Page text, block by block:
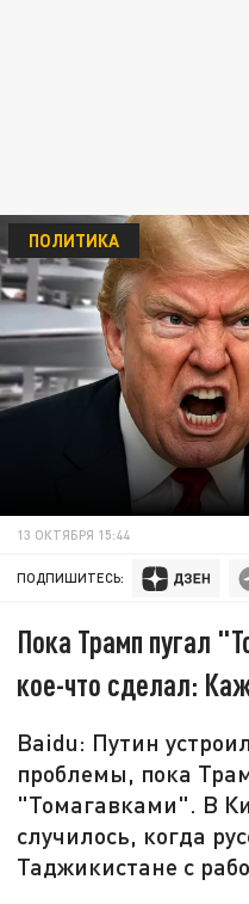
ПОЛИТИКА
13 ОКТЯБРЯ 15:44
ПОДПИШИТЕСЬ:
Пока Трамп пугал
кое-что сделал:
Baidu: Путин
проблемы, пока
"Томагавками". В
случилось, когда
Таджикистане с